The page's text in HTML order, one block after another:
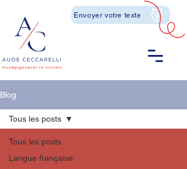
Envoyer votre texte
Blog
Tous les posts
Langue française
Tous les posts